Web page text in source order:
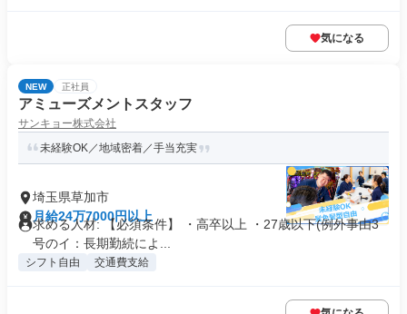
気になる
NEW 正社員
アミューズメントスタッフ
サンキョー株式会社
未経験OK／地域密着／手当充実
埼玉県草加市
月給24万7000円以上
求める人材: 【必須条件】 ・高卒以上 ・27歳以下(例外事由3
号のイ：長期勤続によ...
シフト自由 交通費支給